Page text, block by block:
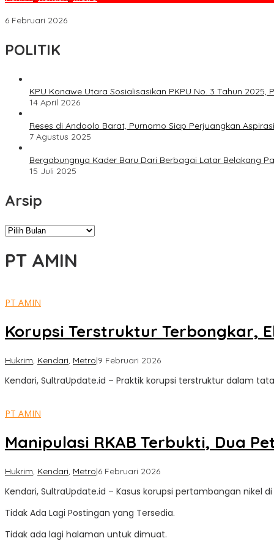
6 Februari 2026
POLITIK
KPU Konawe Utara Sosialisasikan PKPU No. 3 Tahun
14 April 2026
Reses di Andoolo Barat, Purnomo Siap Perjuangkan
7 Agustus 2025
Bergabungnya Kader Baru Dari Berbagai Latar Belakang
15 Juli 2025
Arsip
Arsip
PT AMIN
PT AMIN
Korupsi Terstruktur Terbongkar,
Hukrim, Kendari, Metro|9 Februari 2026oleh
Update
Kendari, SultraUpdate.id – Praktik korupsi terstruktur dalam
PT AMIN
Manipulasi RKAB Terbukti, Dua
Hukrim, Kendari, Metro|6 Februari 2026oleh
Update
Kendari, SultraUpdate.id – Kasus korupsi pertambangan nikel
Tidak Ada Lagi Postingan yang Tersedia.
Tidak ada lagi halaman untuk dimuat.